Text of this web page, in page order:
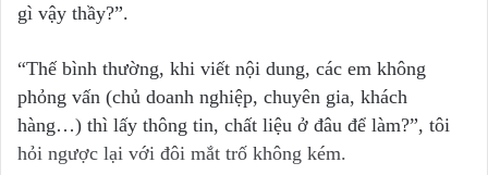
gì vậy thầy?”.
“Thế bình thường, khi viết nội dung, các em không
phỏng vấn (chủ doanh nghiệp, chuyên gia, khách
hàng…) thì lấy thông tin, chất liệu ở đâu để làm?”, tôi
hỏi ngược lại với đôi mắt trố không kém.